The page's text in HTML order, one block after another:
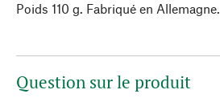
Poids 110 g. Fabriqué en Allemagne.
Question sur le produit